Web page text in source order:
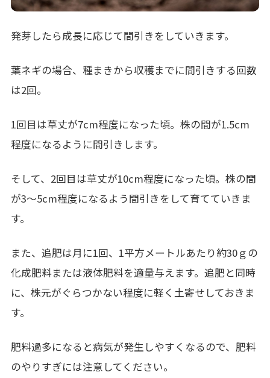
発芽したら成長に応じて間引きをしていきます。
葉ネギの場合、種まきから収穫までに間引きする回数
は2回。
1回目は草丈が7cm程度になった頃。株の間が1.5cm
程度になるように間引きします。
そして、2回目は草丈が10cm程度になった頃。株の間
が3～5cm程度になるよう間引きをして育てていきま
す。
また、追肥は月に1回、1平方メートルあたり約30ｇの
化成肥料または液体肥料を適量与えます。追肥と同時
に、株元がぐらつかない程度に軽く土寄せしておきま
す。
肥料過多になると病気が発生しやすくなるので、肥料
のやりすぎには注意してください。